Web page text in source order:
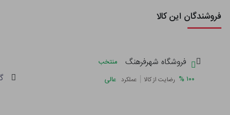
فروشندگان این کالا
فروشگاه شهرفرهنگ
منتخب
۱۰۰ % رضایت از کالا | عملکرد عالی